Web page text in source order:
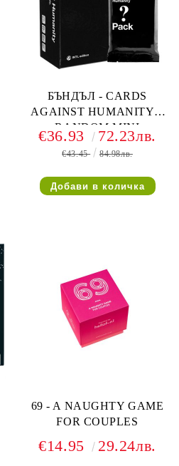
БЪНДЪЛ - CARDS
AGAINST HUMANITY +
RANDOM MINI
EXPANSION
€36.93 72.23лв.
€43.45 84.98лв.
69 - A NAUGHTY GAME
FOR COUPLES
€14.95 29.24лв.